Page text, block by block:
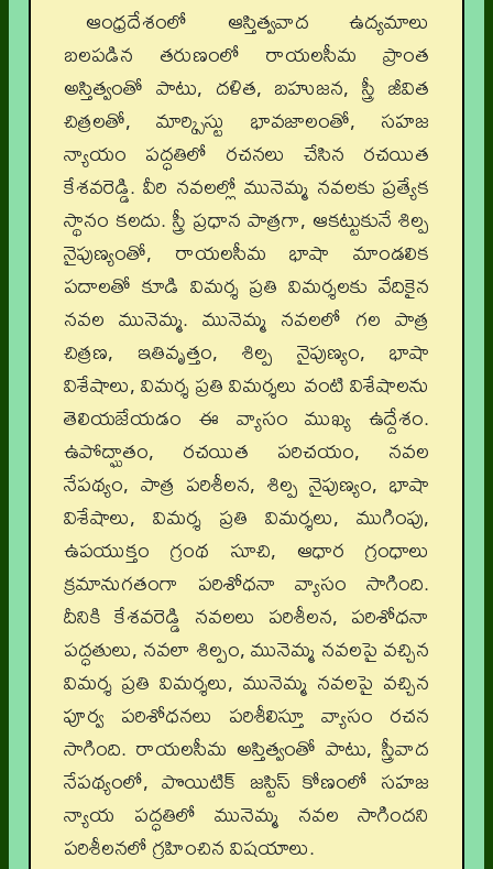
ఆంధ్రదేశంలో ఆస్తిత్వవాద ఉద్యమాలు
బలపడిన తరుణంలో రాయలసీమ ప్రాంత
అస్తిత్వంతో పాటు, దళిత, బహుజన, స్త్రీ జీవిత
చిత్రలతో, మార్క్సిస్టు భావజాలంతో, సహజ
న్యాయం పద్ధతిలో రచనలు చేసిన రచయిత
కేశవరెడ్డి. వీరి నవలల్లో మునెమ్మ నవలకు ప్రత్యేక
స్థానం కలదు. స్త్రీ ప్రధాన పాత్రగా, ఆకట్టుకునే శిల్ప
నైపుణ్యంతో, రాయలసీమ భాషా మాండలిక
పదాలతో కూడి విమర్శ ప్రతి విమర్శలకు వేదికైన
నవల మునెమ్మ. మునెమ్మ నవలలో గల పాత్ర
చిత్రణ, ఇతివృత్తం, శిల్ప నైపుణ్యం, భాషా
విశేషాలు, విమర్శ ప్రతి విమర్శలు వంటి విశేషాలను
తెలియజేయడం ఈ వ్యాసం ముఖ్య ఉద్దేశం.
ఉపోద్ఘాతం, రచయిత పరిచయం, నవల
నేపథ్యం, పాత్ర పరిశీలన, శిల్ప నైపుణ్యం, భాషా
విశేషాలు, విమర్శ ప్రతి విమర్శలు, ముగింపు,
ఉపయుక్తం గ్రంథ సూచి, ఆధార గ్రంధాలు
క్రమానుగతంగా పరిశోధనా వ్యాసం సాగింది.
దీనికి కేశవరెడ్డి నవలలు పరిశీలన, పరిశోధనా
పద్ధతులు, నవలా శిల్పం, మునెమ్మ నవలపై వచ్చిన
విమర్శ ప్రతి విమర్శలు, మునెమ్మ నవలపై వచ్చిన
పూర్వ పరిశోధనలు పరిశీలిస్తూ వ్యాసం రచన
సాగింది. రాయలసీమ అస్తిత్వంతో పాటు, స్త్రీవాద
నేపథ్యంలో, పొయిటిక్ జస్టిస్ కోణంలో సహజ
న్యాయ పద్ధతిలో మునెమ్మ నవల సాగిందని
పరిశీలనలో గ్రహించిన విషయాలు.